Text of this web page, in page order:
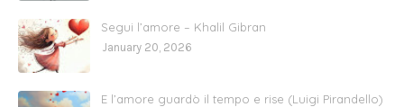
Segui l’amore – Khalil Gibran
January 20, 2026
E l’amore guardò il tempo e rise (Luigi Pirandello)